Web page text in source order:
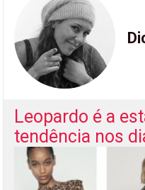
Leopardo é a
tendência nos